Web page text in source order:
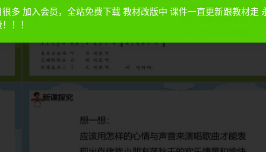
很多 加入会员，全站免费下载 教材改版中 课件一直更新跟教材走
！！